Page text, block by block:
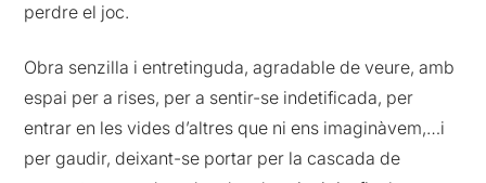
perdre el joc.
Obra senzilla i entretinguda, agradable de veure, amb
espai per a rises, per a sentir-se indetificada, per
entrar en les vides d’altres que ni ens imaginàvem,…i
per gaudir, deixant-se portar per la cascada de